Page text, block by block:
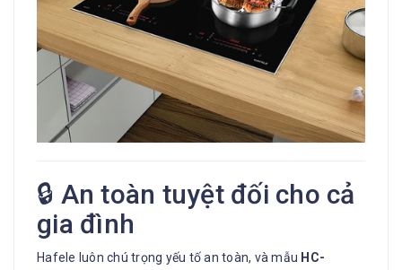
🔒 An toàn tuyệt đối cho cả
gia đình
Hafele luôn chú trọng yếu tố an toàn, và mẫu HC-